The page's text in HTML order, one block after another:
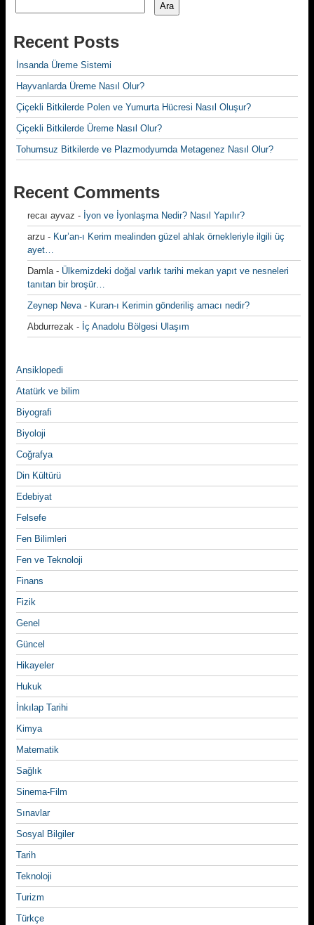
Ara
Recent Posts
İnsanda Üreme Sistemi
Hayvanlarda Üreme Nasıl Olur?
Çiçekli Bitkilerde Polen ve Yumurta Hücresi Nasıl Oluşur?
Çiçekli Bitkilerde Üreme Nasıl Olur?
Tohumsuz Bitkilerde ve Plazmodyumda Metagenez Nasıl Olur?
Recent Comments
recaı ayvaz - İyon ve İyonlaşma Nedir? Nasıl Yapılır?
arzu - Kur’an-ı Kerim mealinden güzel ahlak örnekleriyle ilgili üç
ayet…
Damla- Ülkemizdeki doğal varlık tarihi mekan yapıt ve nesneleri
tanıtan bir broşür…
Zeynep Neva- Kuran-ı Kerimin gönderiliş amacı nedir?
Abdurrezak - İç Anadolu Bölgesi Ulaşım
Ansiklopedi
Atatürk ve bilim
Biyografi
Biyoloji
Coğrafya
Din Kültürü
Edebiyat
Felsefe
Fen Bilimleri
Fen ve Teknoloji
Finans
Fizik
Genel
Güncel
Hikayeler
Hukuk
İnkılap Tarihi
Kimya
Matematik
Sağlık
Sinema-Film
Sınavlar
Sosyal Bilgiler
Tarih
Teknoloji
Turizm
Türkçe